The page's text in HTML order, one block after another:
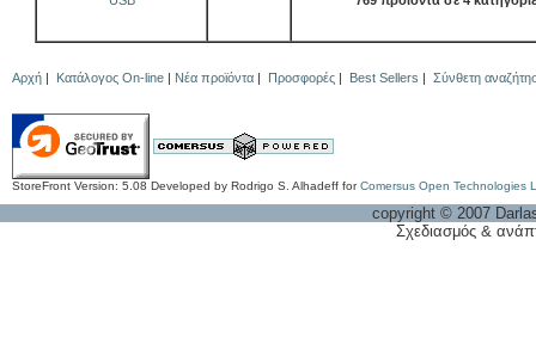
Αρχή Κατάλογος On-line Νέα προϊόντα Προσφορές Best Sellers Σύνθετη
StoreFront Version: 5.08 Developed by Rodrigo S. Alhadeff forComersus Open Technologies
copyright © 2007
Σχεδιασμός &